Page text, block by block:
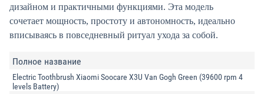
дизайном и практичными функциями. Эта модель
сочетает мощность, простоту и автономность, идеально
вписываясь в повседневный ритуал ухода за собой.
Полное название
Electric Toothbrush Xiaomi Soocare X3U Van Gogh Green (39600 rpm 4
levels Battery)